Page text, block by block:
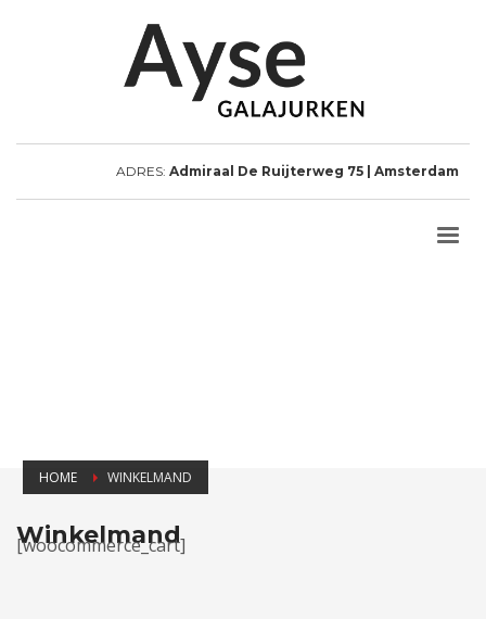
ADRES: Admiraal De Ruijterweg 75 | Amsterdam
HOME WINKELMAND
Winkelmand
[woocommerce_cart]